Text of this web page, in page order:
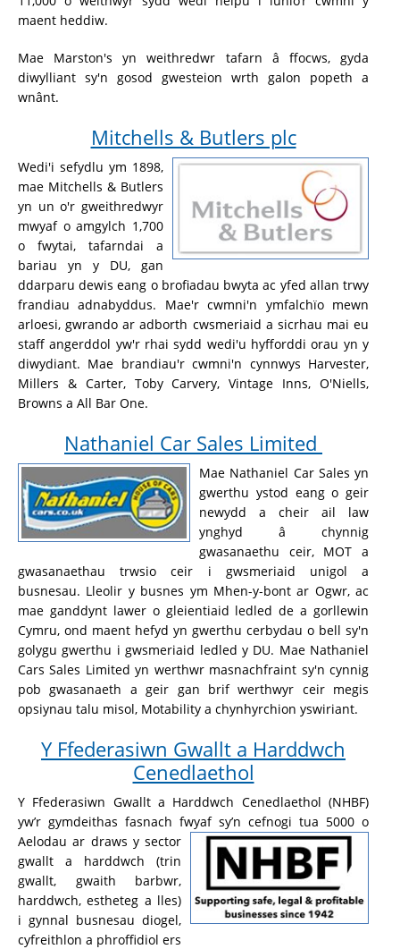
maent heddiw.
Mae Marston's yn weithredwr tafarn â ffocws, gyda
diwylliant sy'n gosod gwesteion wrth galon popeth a
wnânt.
Mitchells & Butlers plc
Wedi'i sefydlu ym 1898,
mae Mitchells & Butlers
yn un o'r gweithredwyr
mwyaf o amgylch 1,700
o fwytai, tafarndai a
bariau yn y DU, gan
ddarparu dewis eang o brofiadau bwyta ac yfed allan trwy
frandiau adnabyddus. Mae'r cwmni'n ymfalchïo mewn
arloesi, gwrando ar adborth cwsmeriaid a sicrhau mai eu
staff angerddol yw'r rhai sydd wedi'u hyfforddi orau yn y
diwydiant. Mae brandiau'r cwmni'n cynnwys Harvester,
Millers & Carter, Toby Carvery, Vintage Inns, O'Niells,
Browns a All Bar One.
Nathaniel Car Sales Limited
Mae Nathaniel Car Sales yn
gwerthu ystod eang o geir
newydd a cheir ail law
ynghyd â chynnig
gwasanaethu ceir, MOT a
gwasanaethau trwsio ceir i gwsmeriaid unigol a
busnesau. Lleolir y busnes ym Mhen-y-bont ar Ogwr, ac
mae ganddynt lawer o gleientiaid ledled de a gorllewin
Cymru, ond maent hefyd yn gwerthu cerbydau o bell sy'n
golygu gwerthu i gwsmeriaid ledled y DU. Mae Nathaniel
Cars Sales Limited yn werthwr masnachfraint sy'n cynnig
pob gwasanaeth a geir gan brif werthwyr ceir megis
opsiynau talu misol, Motability a chynhyrchion yswiriant.
Y Ffederasiwn Gwallt a Harddwch
Cenedlaethol
Y Ffederasiwn Gwallt a Harddwch Cenedlaethol (NHBF)
yw’r gymdeithas fasnach fwyaf sy’n cefnogi tua 5000 o
Aelodau ar draws ysector
gwallt a harddwch (trin
gwallt, gwaith barbwr,
harddwch, estheteg a lles)
i gynnal busnesau diogel,
cyfreithlon a phroffidiol ers